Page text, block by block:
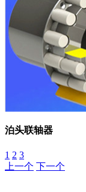
泊头联轴器
1 2 3
上一个 下一个